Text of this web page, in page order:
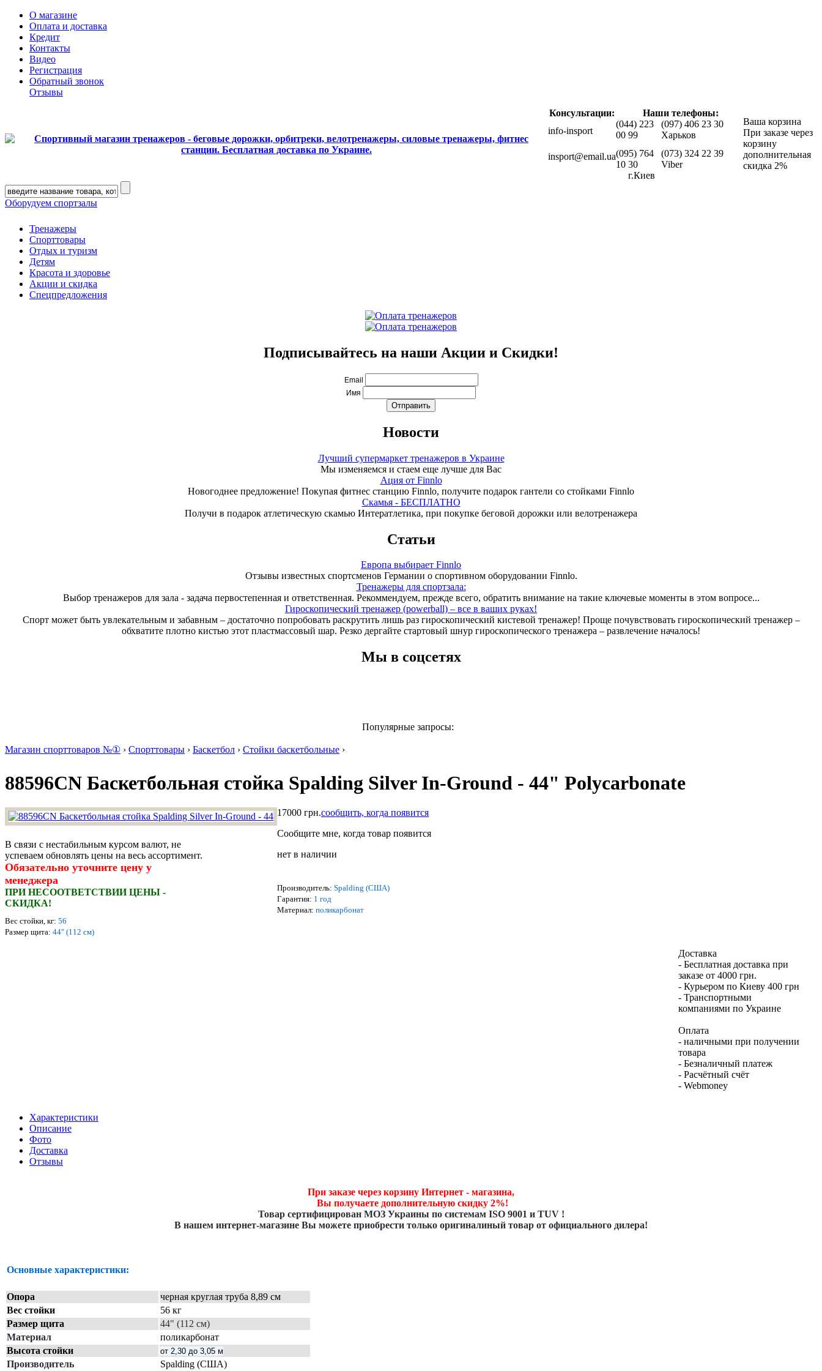
О магазине
Оплата и доставка
Кредит
Контакты
Видео
Регистрация
Обратный звонок
Отзывы
Консультации:
Наши телефоны:
Ваша корзина
При заказе через
корзину
дополнительная
скидка 2%
info-insport
(044) 223
00 99
(097) 406 23 30
Харьков
insport@email.ua(095) 764
10 30
(073) 324 22 39
Viber
г.Киев
Оборудуем спортзалы
Тренажеры
Спорттовары
Отдых и туризм
Детям
Красота и здоровье
Акции и скидка
Спецпредложения
Подписывайтесь на наши Акции и Скидки!
Email
Имя
Новости
Лучший супермаркет тренажеров в Украине
Мы изменяемся и стаем еще лучше для Вас
Ация от Finnlo
Новогоднее предложение! Покупая фитнес станцию Finnlo, получите подарок гантели со стойками Finnlo
Скамья - БЕСПЛАТНО
Получи в подарок атлетическую скамью Интератлетика, при покупке беговой дорожки или велотренажера
Статьи
Европа выбирает Finnlo
Отзывы известных спортсменов Германии о спортивном оборудовании Finnlo.
Тренажеры для спортзала:
Выбор тренажеров для зала - задача первостепенная и ответственная. Рекоммендуем, прежде всего, обратить внимание на такие ключевые моменты в этом вопросе...
Гироскопический тренажер (powerball) – все в ваших руках!
Спорт может быть увлекательным и забавным – достаточно попробовать раскрутить лишь раз гироскопический кистевой тренажер! Проще почувствовать гироскопический тренажер –
обхватите плотно кистью этот пластмассовый шар. Резко дергайте стартовый шнур гироскопического тренажера – развлечение началось!
Мы в соцсетях
Популярные запросы:
Магазин спорттоваров №① › Спорттовары › Баскетбол › Стойки баскетбольные ›
88596CN Баскетбольная стойка Spalding Silver In-Ground - 44" Polycarbonate
В связи с нестабильным курсом валют, не
успеваем обновлять цены на весь ассортимент.
Обязательно уточните цену у
менеджера
ПРИ НЕСООТВЕТСТВИИ ЦЕНЫ -
СКИДКА!
17000 грн.сообщить, когда появится
Сообщите мне, когда товар появится
нет в наличии
Производитель: Spalding (США)
Гарантия: 1 год
Материал: поликарбонат
Вес стойки, кг: 56
Размер щита: 44" (112 см)
Доставка
- Бесплатная доставка при
заказе от 4000 грн.
- Курьером по Киеву 400 грн
- Транспортными
компаниями по Украине
Оплата
- наличными при получении
товара
- Безналичный платеж
- Расчётный счёт
- Webmoney
Характеристики
Описание
Фото
Доставка
Отзывы
При заказе через корзину Интернет - магазинa,
Вы получаете дополнительную скидку 2%!
Товар сертифицирован МОЗ Украины по системам ISO 9001 и TUV !
В нашем интернет-магазине Вы можете приобрести только оригиналиный товар от официального дилера!
Основные характеристики:
Опора
черная круглая труба 8,89 см
Вес стойки
56 кг
Размер щита
44" (112 см)
Материал
поликарбонат
Высота стойки
от 2,30 до 3,05 м
Производитель Spalding (США)